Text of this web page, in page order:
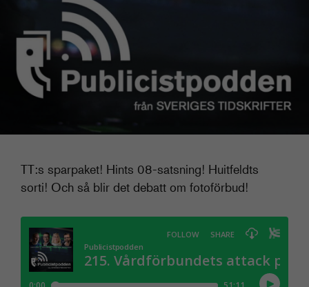
TT:s sparpaket! Hints 08-satsning! Huitfeldts
sorti! Och så blir det debatt om fotoförbud!